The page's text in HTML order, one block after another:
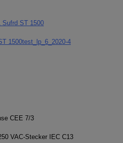
Sufrd ST 1500
1500test_lp_6_2020-4
CEE 7/3
VAC-Stecker IEC C13